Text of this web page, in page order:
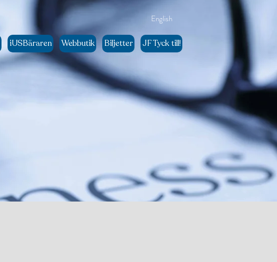
English
iUSBäraren Webbutik Biljetter JF Tyck till!